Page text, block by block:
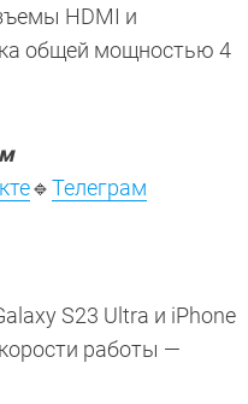
HDMI и
общей мощностью 4
🔹Телеграм
S23 Ultra и iPhone
работы —